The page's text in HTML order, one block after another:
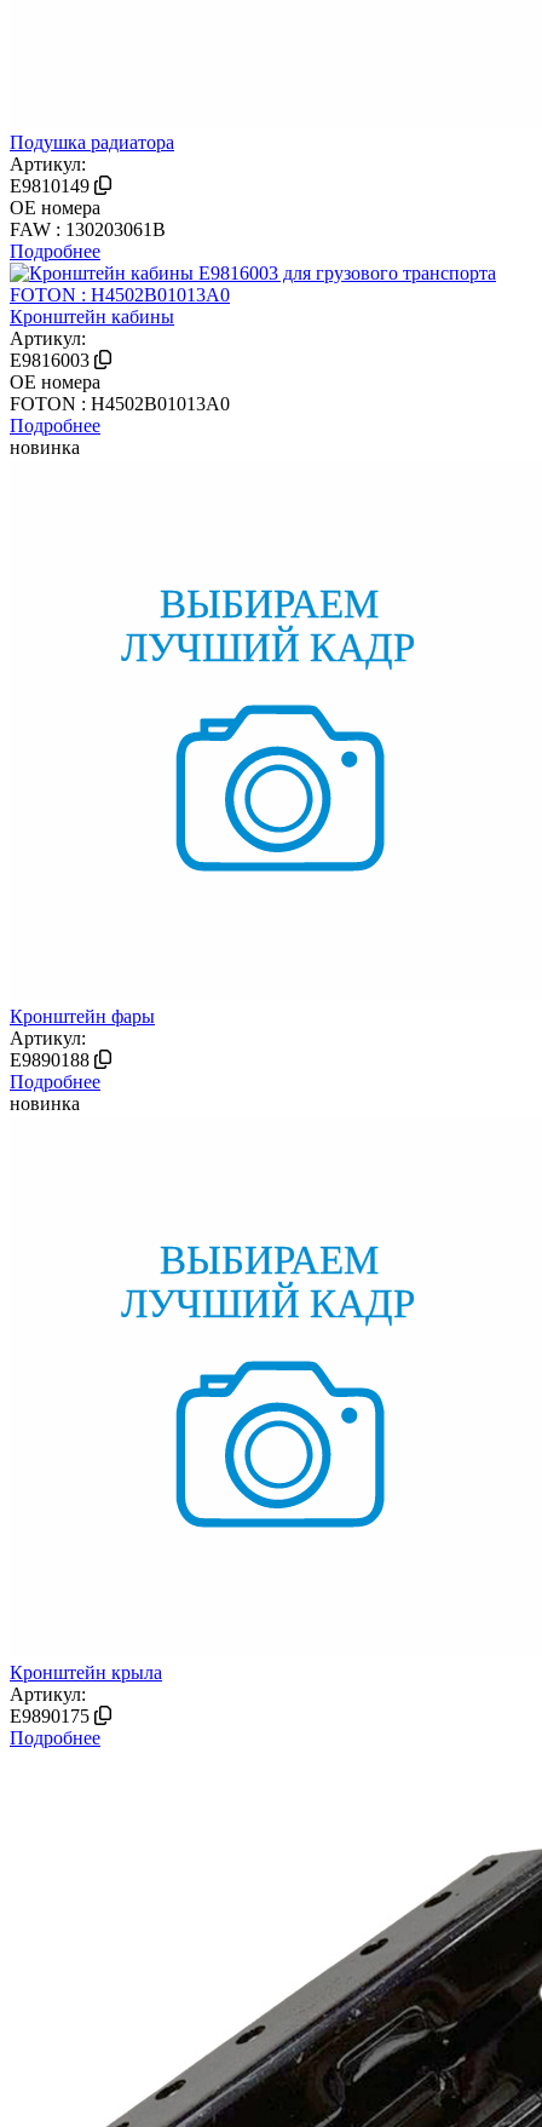
Подушка радиатора
Артикул:
E9810149
OE номера
FAW : 130203061B
Подробнее
Кронштейн кабины
Артикул:
E9816003
OE номера
FOTON : H4502B01013A0
Подробнее
новинка
Кронштейн фары
Артикул:
E9890188
Подробнее
новинка
Кронштейн крыла
Артикул:
E9890175
Подробнее